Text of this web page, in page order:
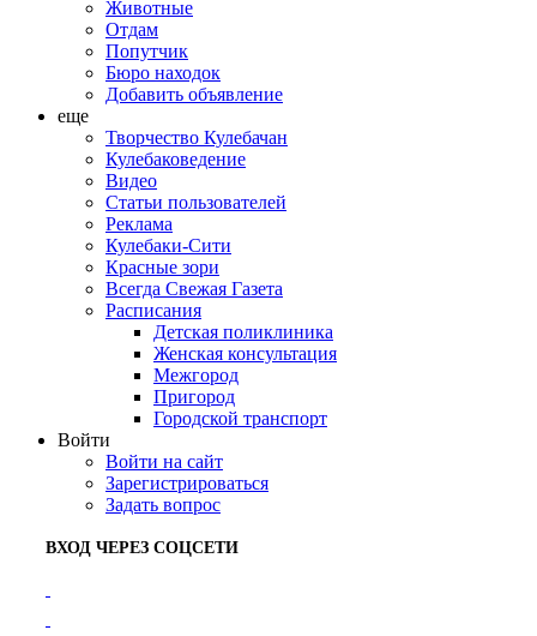
Животные
Отдам
Попутчик
Бюро находок
Добавить объявление
еще
Творчество Кулебачан
Кулебаковедение
Видео
Статьи пользователей
Реклама
Кулебаки-Сити
Красные зори
Всегда Свежая Газета
Расписания
Детская поликлиника
Женская консультация
Межгород
Пригород
Городской транспорт
Войти
Войти на сайт
Зарегистрироваться
Задать вопрос
ВХОД ЧЕРЕЗ СОЦСЕТИ